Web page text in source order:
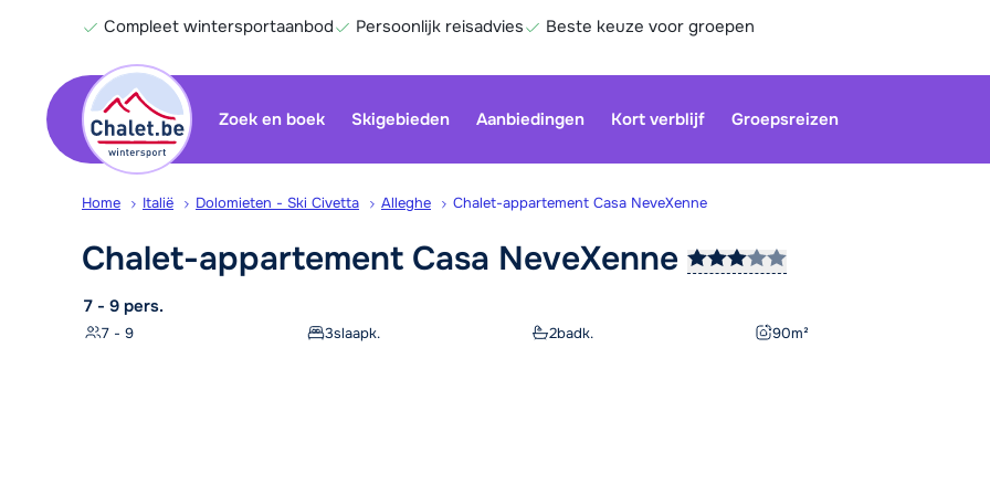
Compleet wintersportaanbod Persoonlijk reisadvies Beste keuze voor groepen
Zoek en boek Skigebieden Aanbiedingen Kort verblijf Groepsreizen
Home Italië Dolomieten - Ski Civetta Alleghe Chalet-appartement Casa NeveXenne
Chalet-appartement Casa NeveXenne
7 - 9 pers.
7 - 9 3slaapk. 2badk. 90m²